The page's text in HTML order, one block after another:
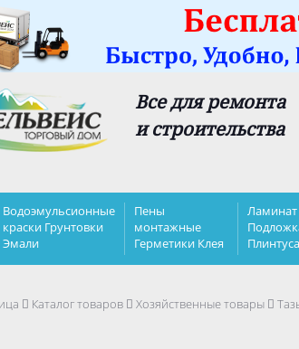
Все для ремонта
и строительства
Водоэмульсионные
краски Грунтовки
Эмали
Пены
монтажные
Герметики Клея
Ламинат
Плинтуса
Каталог товаров Хозяйственные товары